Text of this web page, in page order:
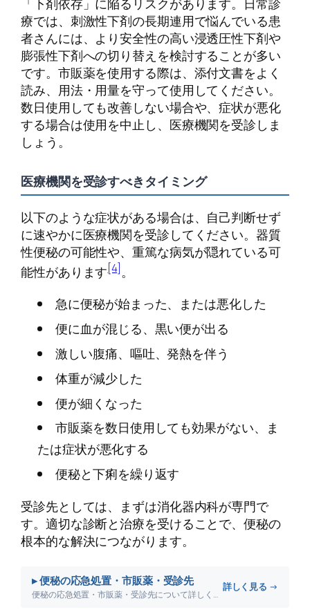
療では、刺激性下剤の長期連用で悩んでいる患
者さんには、より安全性の高い浸透圧性下剤や
膨張性下剤への切り替えを検討することが多い
です。市販薬を使用する際は、添付文書をよく
読み、用法・用量を守って使用してください。
数日使用しても改善しない場合や、症状が悪化
する場合は使用を中止し、医療機関を受診しま
しょう。
医療機関を受診すべきタイミング
以下のような症状がある場合は、自己判断せず
に速やかに医療機関を受診してください。器質
性便秘の可能性や、重篤な病気が隠れている可
能性があります[4]。
急に便秘が始まった、または悪化した
便に血が混じる、黒い便が出る
激しい腹痛、嘔吐、発熱を伴う
体重が減少した
便が細くなった
市販薬を数日使用しても効果がない、ま
たは症状が悪化する
便秘と下痢を繰り返す
受診先としては、まずは消化器内科が専門で
す。適切な診断と治療を受けることで、便秘の
根本的な解決につながります。
▸ 便秘の応急処置・市販薬・受診先
便秘の応急処置・市販薬・受診先について詳しく解説します。
詳しく見る →